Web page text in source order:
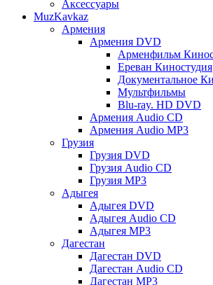
Аксессуары
MuzKavkaz
Армения
Армения DVD
Арменфильм
Ереван Киностудия
Документальное
Мультфильмы
Blu-ray. HD DVD
Армения Audio CD
Армения Audio MP3
Грузия
Грузия DVD
Грузия Audio CD
Грузия MP3
Адыгея
Адыгея DVD
Адыгея Audio CD
Адыгея MP3
Дагестан
Дагестан DVD
Дагестан Audio CD
Дагестан MP3